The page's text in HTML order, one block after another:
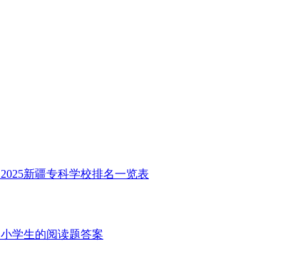
2025新疆专科学校排名一览表
小学生的阅读题答案